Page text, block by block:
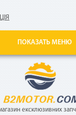
ПОКАЗАТЬ МЕНЮ
ексклюзивних